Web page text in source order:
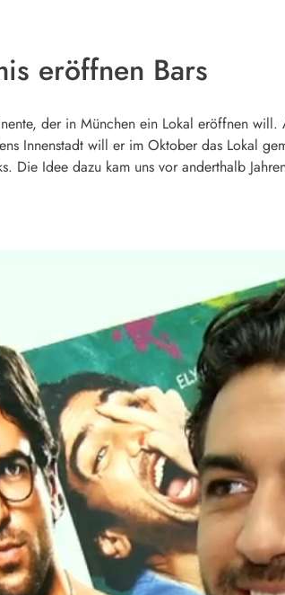
eröffnen Bars
der in München ein Lokal eröffnen will.
Innenstadt will er im Oktober das Lokal
Die Idee dazu kam uns vor anderthalb